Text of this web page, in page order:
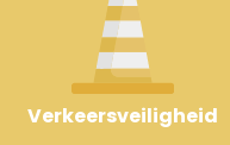
Verkeersveiligheid